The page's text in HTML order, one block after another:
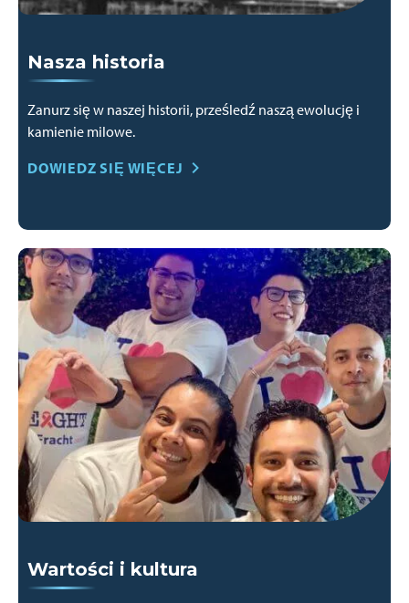
Nasza historia
Zanurz się w naszej historii, prześledź naszą ewolucję i
kamienie milowe.
DOWIEDZ SIĘ WIĘCEJ
Wartości i kultura